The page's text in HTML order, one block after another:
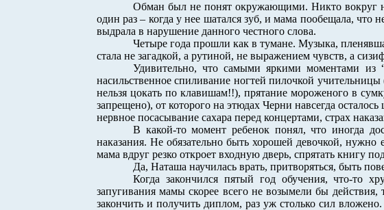
Обман был не понят окружающими. Никто вокруг
один раз – когда у нее шатался зуб, и мама пообещала, что
выдрала в нарушение данного честного слова.
Четыре года прошли как в тумане. Музыка,
стала не загадкой, а рутиной, не выражением чувств, а
Удивительно, что самыми яркими моментами
насильственное спиливание ногтей пилочкой
нельзя цокать по клавишам!!), прятание мороженого в
запрещено), от которого на этюдах Черни навсегда
нервное посасывание сахара перед концертами, страх
В какой-то момент ребенок понял, что иногда
наказания. Не обязательно быть хорошей девочкой,
мама вдруг резко откроет входную дверь, спрятать книгу
Да, Наташа научилась врать, притворяться, быть
Когда закончился пятый год обучения, что-то
запугивания мамы скорее всего не возымели бы
закончить и получить диплом, раз уж столько сил